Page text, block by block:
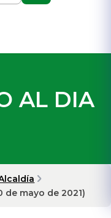
AL DIA
de mayo de 2021)